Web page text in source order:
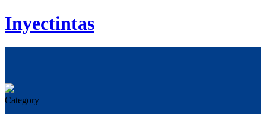
Inyectintas
Category